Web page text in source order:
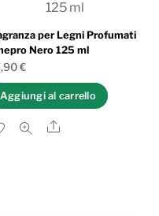
per Legni Profumati
Nero 125 ml
€
Aggiungi al carrello
Share